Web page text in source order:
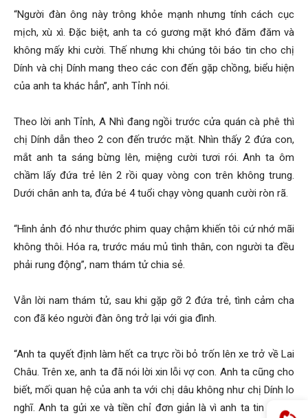
cong
tham
Giss
“Người đàn ông này trông khỏe mạnh nhưng tính cách cục
mịch, xù xì. Đặc biệt, anh ta có gương mặt khó đăm đăm và
không mấy khi cười. Thế nhưng khi chúng tôi báo tin cho chị
Dính và chị Dính mang theo các con đến gặp chồng, biểu hiện
của anh ta khác hẳn”, anh Tỉnh nói.
Theo lời anh Tỉnh, A Nhì đang ngồi trước cửa quán cà phê thì
chị Dính dẫn theo 2 con đến trước mặt. Nhìn thấy 2 đứa con,
mắt anh ta sáng bừng lên, miệng cười tươi rói. Anh ta ôm
chầm lấy đứa trẻ lên 2 rồi quay vòng con trên không trung.
Dưới chân anh ta, đứa bé 4 tuổi chạy vòng quanh cười ròn rã.
“Hình ảnh đó như thước phim quay chậm khiến tôi cứ nhớ mãi
không thôi. Hóa ra, trước máu mủ tình thân, con người ta đều
phải rung động”, nam thám tử chia sẻ.
Vẫn lời nam thám tử, sau khi gặp gỡ 2 đứa trẻ, tình cảm cha
con đã kéo người đàn ông trở lại với gia đình.
“Anh ta quyết định làm hết ca trực rồi bỏ trốn lên xe trở về Lai
Châu. Trên xe, anh ta đã nói lời xin lỗi vợ con. Anh ta cũng cho
biết, mối quan hệ của anh ta với chị dâu không như chị Dính lo
nghĩ. Anh ta gửi xe và tiền chỉ đơn giản là vì anh ta tin tưởng